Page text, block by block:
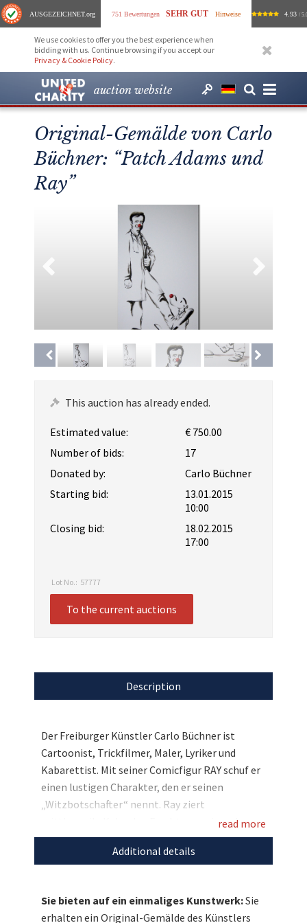
AUSGEZEICHNET.org 751 Bewertungen SEHR GUT Hinweise 4.93 /
We use cookies to offer you the best experience when
bidding with us. Continue browsing if you accept our
Privacy & Cookie Policy.
auction website
Original-Gemälde von Carlo
Büchner: “Patch Adams und
Ray”
This auction has already ended.
Estimated value:
€ 750.00
Number of bids:
17
Donated by:
Carlo Büchner
Starting bid:
13.01.2015
10:00
Closing bid:
18.02.2015
17:00
Lot No.: 57777
To the current auctions
Description
Der Freiburger Künstler Carlo Büchner ist
Cartoonist, Trickfilmer, Maler, Lyriker und
Kabarettist. Mit seiner Comicfigur RAY schuf er
einen lustigen Charakter, den er seinen
„Witzbotschafter“ nennt. Ray ziert
mittlerweile Kalender, Fruchtgummis und
Gläser und wird von Büchner auch für die
Illustration seiner humoristischen Gedichte
Werk: ein Acrylgemälde auf Leinwand, das Ray
read more
Additional details
Sie bieten auf ein einmaliges Kunstwerk:Sie
erhalten ein Original-Gemälde des Künstlers